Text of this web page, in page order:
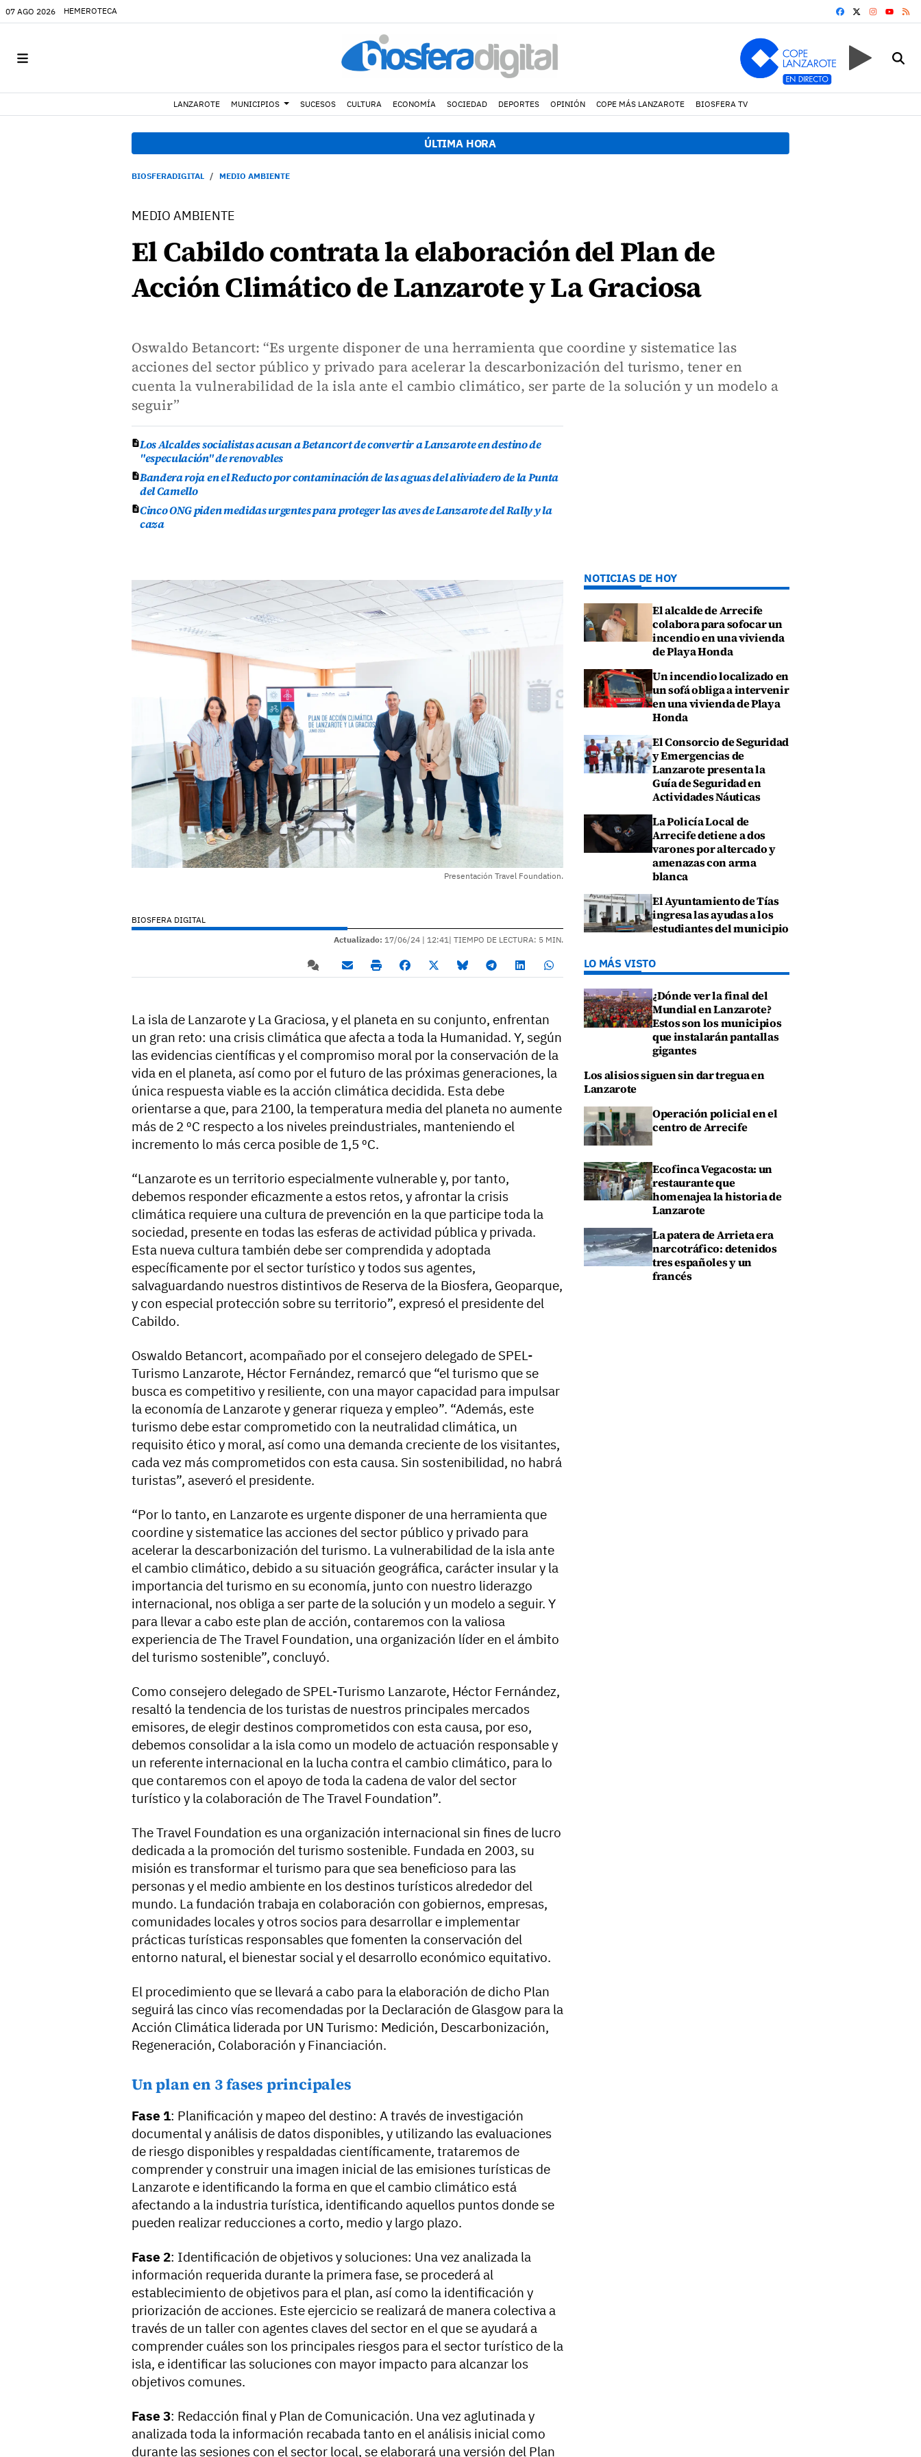
07 AGO 2026 HEMEROTECA FACEBOOK
YOUTUBE
LANZAROTE MUNICIPIOS SUCESOS CULTURA ECONOMÍA SOCIEDAD DEPORTES OPINIÓN COPE MÁS LANZAROTE BIOSFERA TV
ÚLTIMA HORA
BIOSFERADIGITAL MEDIO AMBIENTE
MEDIO AMBIENTE
El Cabildo contrata la elaboración del Plan de
Acción Climático de Lanzarote y La Graciosa
Oswaldo Betancort: “Es urgente disponer de una herramienta que coordine y sistematice las
acciones del sector público y privado para acelerar la descarbonización del turismo, tener en
cuenta la vulnerabilidad de la isla ante el cambio climático, ser parte de la solución y un modelo a
seguir”
Los Alcaldes socialistas acusan a Betancort de convertir a Lanzarote en destino de
"especulación" de renovables
Bandera roja en el Reducto por contaminación de las aguas del aliviadero de la Punta
del Camello
Cinco ONG piden medidas urgentes para proteger las aves de Lanzarote del Rally y la
caza
Presentación Travel Foundation.
BIOSFERA DIGITAL
Actualizado: 17/06/24 | 12:41| TIEMPO DE LECTURA: 5 MIN.
La isla de Lanzarote y La Graciosa, y el planeta en su conjunto, enfrentan
un gran reto: una crisis climática que afecta a toda la Humanidad. Y, según
las evidencias científicas y el compromiso moral por la conservación de la
vida en el planeta, así como por el futuro de las próximas generaciones, la
única respuesta viable es la acción climática decidida. Esta debe
orientarse a que, para 2100, la temperatura media del planeta no aumente
más de 2 ºC respecto a los niveles preindustriales, manteniendo el
incremento lo más cerca posible de 1,5 ºC.
“Lanzarote es un territorio especialmente vulnerable y, por tanto,
debemos responder eficazmente a estos retos, y afrontar la crisis
climática requiere una cultura de prevención en la que participe toda la
sociedad, presente en todas las esferas de actividad pública y privada.
Esta nueva cultura también debe ser comprendida y adoptada
específicamente por el sector turístico y todos sus agentes,
salvaguardando nuestros distintivos de Reserva de la Biosfera, Geoparque,
y con especial protección sobre su territorio”, expresó el presidente del
Cabildo.
Oswaldo Betancort, acompañado por el consejero delegado de SPEL-
Turismo Lanzarote, Héctor Fernández, remarcó que “el turismo que se
busca es competitivo y resiliente, con una mayor capacidad para impulsar
la economía de Lanzarote y generar riqueza y empleo”. “Además, este
turismo debe estar comprometido con la neutralidad climática, un
requisito ético y moral, así como una demanda creciente de los visitantes,
cada vez más comprometidos con esta causa. Sin sostenibilidad, no habrá
turistas”, aseveró el presidente.
“Por lo tanto, en Lanzarote es urgente disponer de una herramienta que
coordine y sistematice las acciones del sector público y privado para
acelerar la descarbonización del turismo. La vulnerabilidad de la isla ante
el cambio climático, debido a su situación geográfica, carácter insular y la
importancia del turismo en su economía, junto con nuestro liderazgo
internacional, nos obliga a ser parte de la solución y un modelo a seguir. Y
para llevar a cabo este plan de acción, contaremos con la valiosa
experiencia de The Travel Foundation, una organización líder en el ámbito
del turismo sostenible”, concluyó.
Como consejero delegado de SPEL-Turismo Lanzarote, Héctor Fernández,
resaltó la tendencia de los turistas de nuestros principales mercados
emisores, de elegir destinos comprometidos con esta causa, por eso,
debemos consolidar a la isla como un modelo de actuación responsable y
un referente internacional en la lucha contra el cambio climático, para lo
que contaremos con el apoyo de toda la cadena de valor del sector
turístico y la colaboración de The Travel Foundation”.
The Travel Foundation es una organización internacional sin fines de lucro
dedicada a la promoción del turismo sostenible. Fundada en 2003, su
misión es transformar el turismo para que sea beneficioso para las
personas y el medio ambiente en los destinos turísticos alrededor del
mundo. La fundación trabaja en colaboración con gobiernos, empresas,
comunidades locales y otros socios para desarrollar e implementar
prácticas turísticas responsables que fomenten la conservación del
entorno natural, el bienestar social y el desarrollo económico equitativo.
El procedimiento que se llevará a cabo para la elaboración de dicho Plan
seguirá las cinco vías recomendadas por la Declaración de Glasgow para la
Acción Climática liderada por UN Turismo: Medición, Descarbonización,
Regeneración, Colaboración y Financiación.
Un plan en 3 fases principales
Fase 1: Planificación y mapeo del destino: A través de investigación
documental y análisis de datos disponibles, y utilizando las evaluaciones
de riesgo disponibles y respaldadas científicamente, trataremos de
comprender y construir una imagen inicial de las emisiones turísticas de
Lanzarote e identificando la forma en que el cambio climático está
afectando a la industria turística, identificando aquellos puntos donde se
pueden realizar reducciones a corto, medio y largo plazo.
Fase 2: Identificación de objetivos y soluciones: Una vez analizada la
información requerida durante la primera fase, se procederá al
establecimiento de objetivos para el plan, así como la identificación y
priorización de acciones. Este ejercicio se realizará de manera colectiva a
través de un taller con agentes claves del sector en el que se ayudará a
comprender cuáles son los principales riesgos para el sector turístico de la
isla, e identificar las soluciones con mayor impacto para alcanzar los
objetivos comunes.
Fase 3: Redacción final y Plan de Comunicación. Una vez aglutinada y
analizada toda la información recabada tanto en el análisis inicial como
durante las sesiones con el sector local, se elaborará una versión del Plan
NOTICIAS DE HOY
El alcalde de Arrecife
colabora para sofocar un
incendio en una vivienda
de Playa Honda
Un incendio localizado en
un sofá obliga a intervenir
en una vivienda de Playa
Honda
El Consorcio de Seguridad
y Emergencias de
Lanzarote presenta la
Guía de Seguridad en
Actividades Náuticas
La Policía Local de
Arrecife detiene a dos
varones por altercado y
amenazas con arma
blanca
El Ayuntamiento de Tías
ingresa las ayudas a los
estudiantes del municipio
LO MÁS VISTO
¿Dónde ver la final del
Mundial en Lanzarote?
Estos son los municipios
que instalarán pantallas
gigantes
Los alisios siguen sin dar tregua en
Lanzarote
Operación policial en el
centro de Arrecife
Ecofinca Vegacosta: un
restaurante que
homenajea la historia de
Lanzarote
La patera de Arrieta era
narcotráfico: detenidos
tres españoles y un
francés